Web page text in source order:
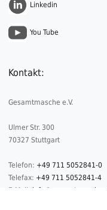
Linkedin
You Tube
Kontakt:
Gesamtmasche e.V.
Ulmer Str. 300
70327 Stuttgart
Telefon: +49 711 5052841-0
Telefax: +49 711 5052841-4
E-Mail: